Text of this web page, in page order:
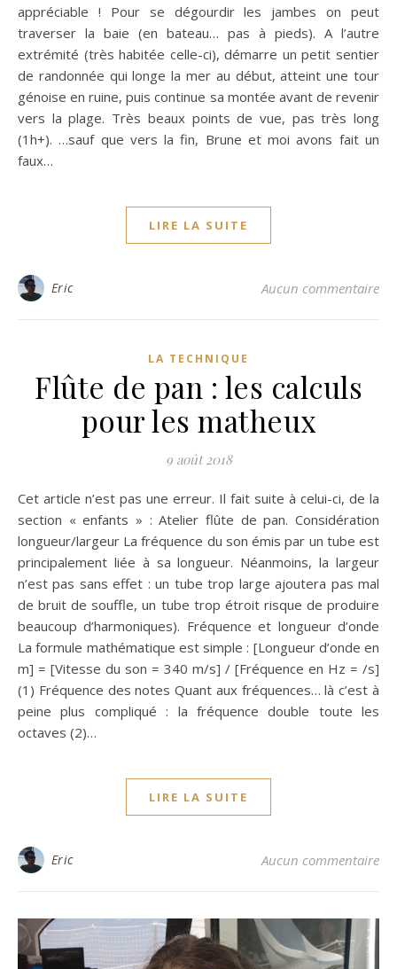
appréciable ! Pour se dégourdir les jambes on peut
traverser la baie (en bateau… pas à pieds). A l’autre
extrémité (très habitée celle-ci), démarre un petit sentier
de randonnée qui longe la mer au début, atteint une tour
génoise en ruine, puis continue sa montée avant de revenir
vers la plage. Très beaux points de vue, pas très long
(1h+). …sauf que vers la fin, Brune et moi avons fait un
faux…
LIRE LA SUITE
Eric Aucun commentaire
LA TECHNIQUE
Flûte de pan : les calculs
pour les matheux
9 août 2018
Cet article n’est pas une erreur. Il fait suite à celui-ci, de la
section « enfants » : Atelier flûte de pan. Considération
longueur/largeur La fréquence du son émis par un tube est
principalement liée à sa longueur. Néanmoins, la largeur
n’est pas sans effet : un tube trop large ajoutera pas mal
de bruit de souffle, un tube trop étroit risque de produire
beaucoup d’harmoniques). Fréquence et longueur d’onde
La formule mathématique est simple : [Longueur d’onde en
m] = [Vitesse du son = 340 m/s] / [Fréquence en Hz = /s]
(1) Fréquence des notes Quant aux fréquences… là c’est à
peine plus compliqué : la fréquence double toute les
octaves (2)…
LIRE LA SUITE
Eric Aucun commentaire